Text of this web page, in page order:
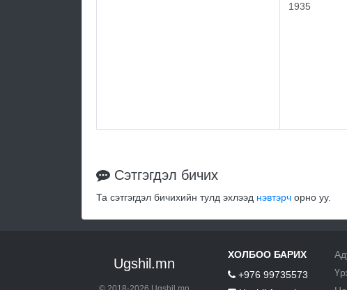
1935
Сэтгэгдэл бичих
Та сэтгэгдэл бичихийн тулд эхлээд нэвтэрч орно уу.
Ugshil.mn
ХОЛБОО БАРИХ
+976 99735573